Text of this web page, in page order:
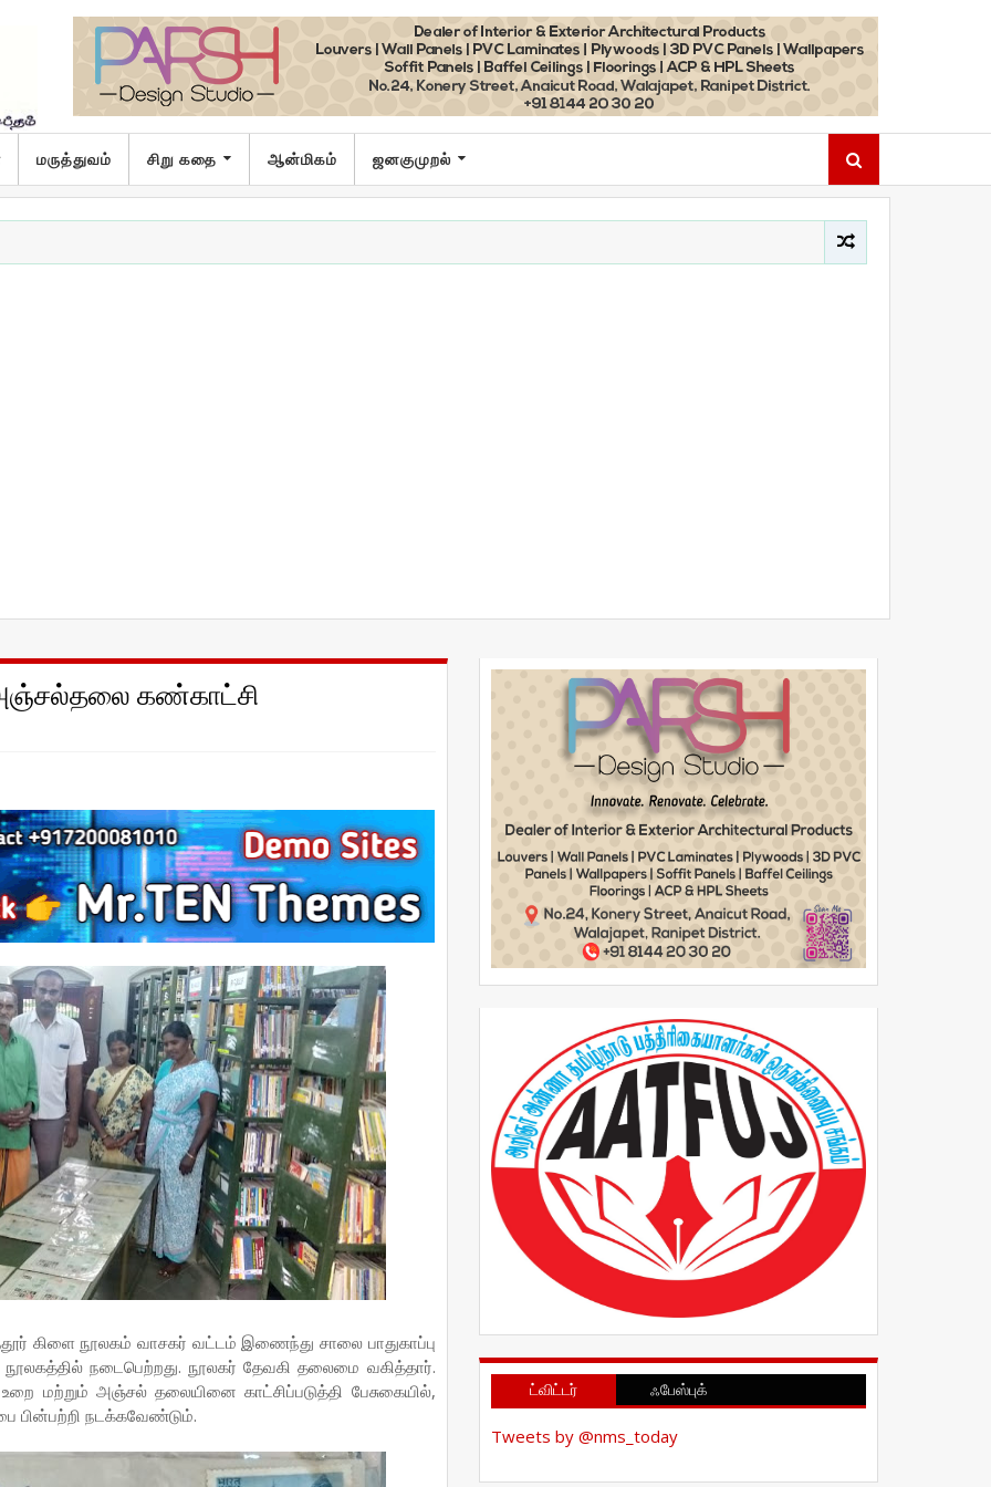
மருத்துவம் சிறு கதை ஆன்மிகம் ஜனகுமுறல்
அஞ்சல்தலை கண்காட்சி
கிளை நூலகம் வாசகர் வட்டம் இணைந்து சாலை பாதுகாப்பு
நடைபெற்றது. நூலகர் தேவகி தலைமை வகித்தார்.
மற்றும் அஞ்சல் தலையினை காட்சிப்படுத்தி பேசுகையில்,
பின்பற்றி நடக்கவேண்டும்.
ட்விட்டர் ஃபேஸ்புக்
Tweets by @nms_today